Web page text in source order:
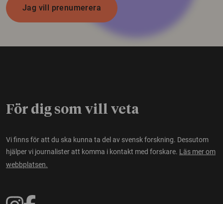
Jag vill prenumerera
För dig som vill veta
Vi finns för att du ska kunna ta del av svensk forskning. Dessutom
hjälper vi journalister att komma i kontakt med forskare. Läs mer om
webbplatsen.